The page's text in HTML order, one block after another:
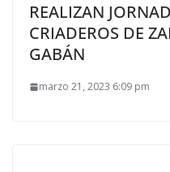
REALIZAN
CRIADEROS DE
GABÁN
marzo 21, 2023 6:09 pm